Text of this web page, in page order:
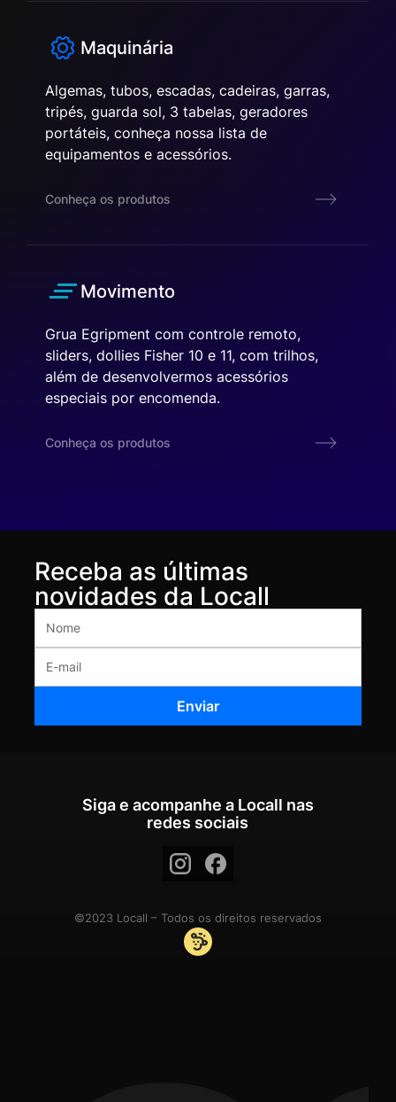
Maquinária
Algemas, tubos, escadas, cadeiras, garras,
tripés, guarda sol, 3 tabelas, geradores
portáteis, conheça nossa lista de
equipamentos e acessórios.
Conheça os produtos
Movimento
Grua Egripment com controle remoto,
sliders, dollies Fisher 10 e 11, com trilhos,
além de desenvolvermos acessórios
especiais por encomenda.
Conheça os produtos
Receba as últimas
novidades da Locall
Siga e acompanhe a Locall nas
redes sociais
©2023 Locall – Todos os direitos reservados